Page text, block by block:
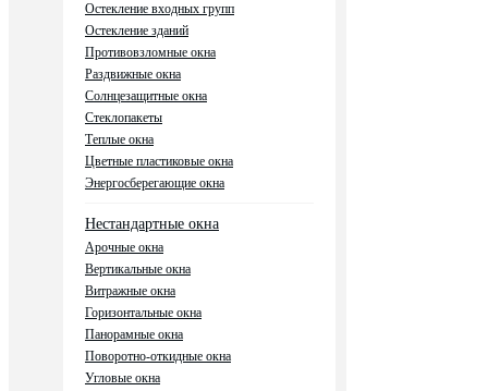
Остекление входных групп
Остекление зданий
Противовзломные окна
Раздвижные окна
Солнцезащитные окна
Стеклопакеты
Теплые окна
Цветные пластиковые окна
Энергосберегающие окна
Нестандартные окна
Арочные окна
Вертикальные окна
Витражные окна
Горизонтальные окна
Панорамные окна
Поворотно-откидные окна
Угловые окна